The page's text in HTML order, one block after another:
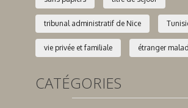
tribunal administratif de Nice
vie privée et familiale étranger
CATÉGORIES